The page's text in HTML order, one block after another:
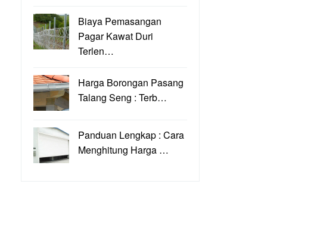
Biaya Pemasangan
Pagar Kawat Duri
Terlen…
Harga Borongan Pasang
Talang Seng : Terb…
Panduan Lengkap : Cara
Menghitung Harga …